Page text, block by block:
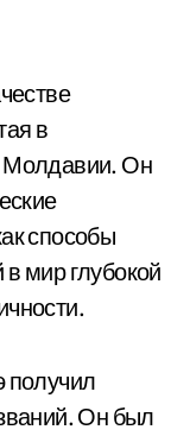
в
Молдавии. Он
способы
мир глубокой
получил
Он был